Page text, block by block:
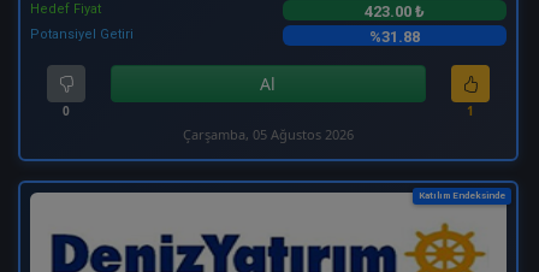
Hedef Fiyat 423.00 ₺
Potansiyel Getiri %31.88
0
Al
1
Çarşamba, 05 Ağustos 2026
Katılım Endeksinde